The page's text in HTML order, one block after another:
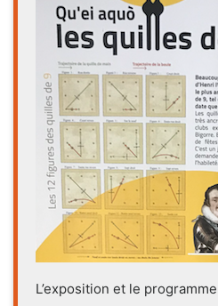
L’exposition et le